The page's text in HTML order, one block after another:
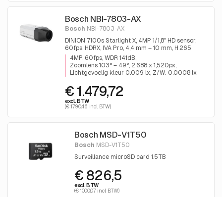
Bosch NBI-7803-AX
Bosch NBI-7803-AX
DINION 7100s Starlight X, 4MP 1/1,8" HD sensor,
60fps, HDRX, IVA Pro, 4,4 mm – 10 mm, H.265
4MP, 60fps, WDR 141dB
Zoomlens 103° – 49°, 2,688 x 1,520px
Lichtgevoelig kleur 0.009 lx, Z/W: 0.0008 lx
€ 1.479,72
excl. BTW
(€ 1790.46 incl. BTW)
Bosch MSD-V1T50
Bosch MSD-V1T50
Surveillance microSD card 1.5TB
€ 826,5
excl. BTW
(€ 1000.07 incl. BTW)